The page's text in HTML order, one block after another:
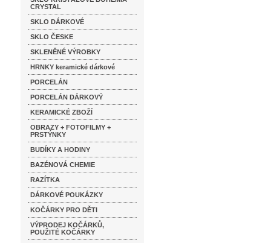
CRYSTAL
SKLO DÁRKOVÉ
SKLO ČESKE
SKLENĚNÉ VÝROBKY
HRNKY keramické dárkové
PORCELÁN
PORCELÁN DÁRKOVÝ
KERAMICKÉ ZBOŽÍ
OBRAZY + FOTOFILMY +
PRSTÝNKY
BUDÍKY A HODINY
BAZÉNOVÁ CHEMIE
RAZÍTKA
DÁRKOVÉ POUKÁZKY
KOČÁRKY PRO DĚTI
VÝPRODEJ KOČÁRKŮ,
POUŽITÉ KOČÁRKY